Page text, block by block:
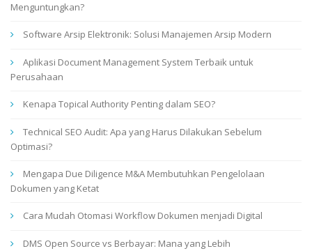
Menguntungkan?
Software Arsip Elektronik: Solusi Manajemen Arsip Modern
Aplikasi Document Management System Terbaik untuk
Perusahaan
Kenapa Topical Authority Penting dalam SEO?
Technical SEO Audit: Apa yang Harus Dilakukan Sebelum
Optimasi?
Mengapa Due Diligence M&A Membutuhkan Pengelolaan
Dokumen yang Ketat
Cara Mudah Otomasi Workflow Dokumen menjadi Digital
DMS Open Source vs Berbayar: Mana yang Lebih